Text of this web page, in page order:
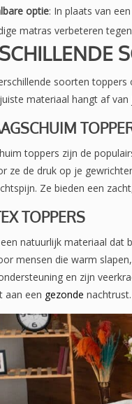
optie: In plaats van
matras verbeteren
soorten
materiaal hangt af
toppers zijn de
ze de druk op je
Ze bieden een
TOPPERS
natuurlijk materiaal dat
mensen die warm
en zijn
aan een gezonde nachtrust.